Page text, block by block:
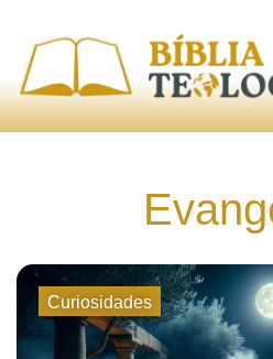
Curiosidades